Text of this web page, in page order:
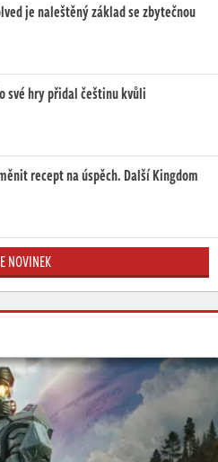
je naleštěný základ se zbytečnou
své hry přidal češtinu kvůli
recept na úspěch. Další Kingdom
NOVINEK